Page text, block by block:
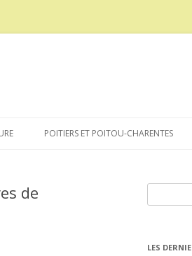
POITIERS ET POITOU-CHARENTES
de
LES